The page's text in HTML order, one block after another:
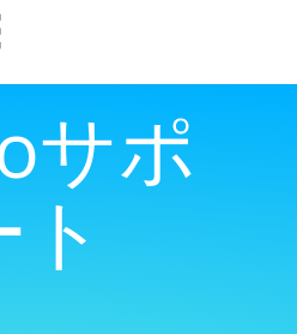
サポ
ト